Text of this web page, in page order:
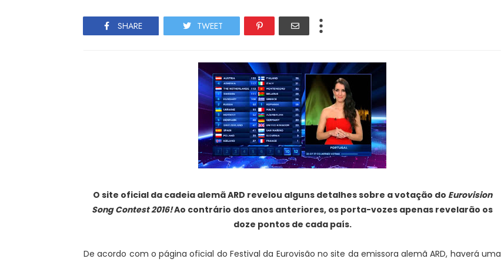
SHARE TWEET
O site oficial da cadeia alemã ARD revelou alguns detalhes sobre a votação do Eurovision
Song Contest 2016!Ao contrário dos anos anteriores, os porta-vozes apenas revelarão os
doze pontos de cada país.
De acordo com o página oficial do Festival da Eurovisão no site da emissora alemã ARD, haverá uma